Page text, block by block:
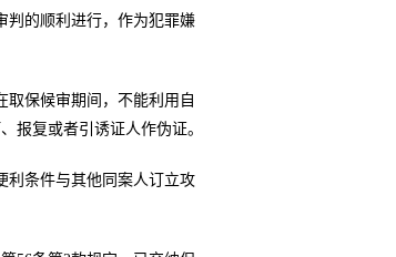
判的顺利进行，作为犯罪嫌
保候审期间，不能利用自
报复或者引诱证人作伪证。
利条件与其他同案人订立攻